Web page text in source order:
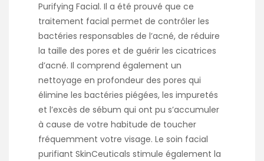
Purifying Facial. Il a été prouvé que ce
traitement facial permet de contrôler les
bactéries responsables de l’acné, de réduire
la taille des pores et de guérir les cicatrices
d’acné. Il comprend également un
nettoyage en profondeur des pores qui
élimine les bactéries piégées, les impuretés
et l’excès de sébum qui ont pu s’accumuler
à cause de votre habitude de toucher
fréquemment votre visage. Le soin facial
purifiant SkinCeuticals stimule également la